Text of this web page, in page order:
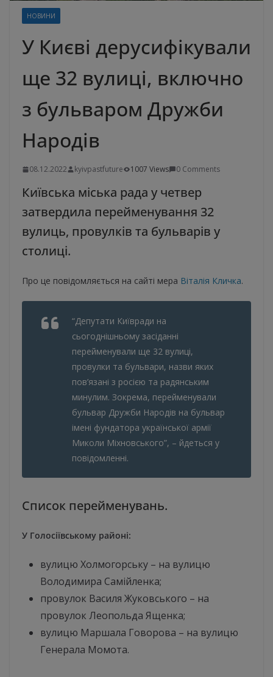
НОВИНИ
У Києві дерусифікували
ще 32 вулиці, включно
з бульваром Дружби
Народів
08.12.2022 kyivpastfuture 1007 Views 0 Comments
Київська міська рада у четвер
затвердила перейменування 32
вулиць, провулків та бульварів у
столиці.
Про це повідомляється на сайті мера Віталія Кличка.
“Депутати Київради на
сьогоднішньому засіданні
перейменували ще 32 вулиці,
провулки та бульвари, назви яких
пов’язані з росією та радянським
минулим. Зокрема, перейменували
бульвар Дружби Народів на бульвар
імені фундатора української армії
Миколи Міхновського”, – йдеться у
повідомленні.
Список перейменувань.
У Голосіївському районі:
вулицю Холмогорську – на вулицю
Володимира Самійленка;
провулок Василя Жуковського – на
провулок Леопольда Ященка;
вулицю Маршала Говорова – на вулицю
Генерала Момота.